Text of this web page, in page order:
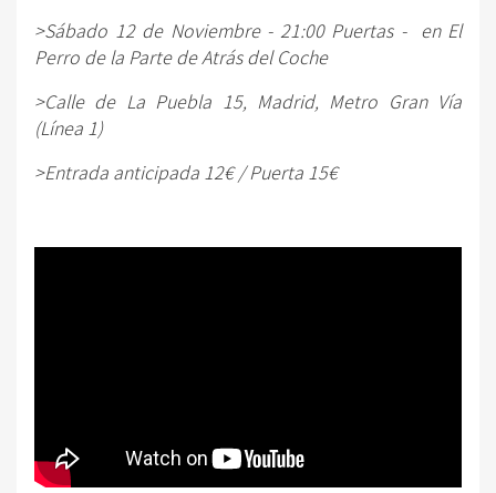
>Sábado 12 de Noviembre - 21:00 Puertas - en El
Perro de la Parte de Atrás del Coche
>Calle de La Puebla 15, Madrid, Metro Gran Vía
(Línea 1)
>Entrada anticipada 12€ / Puerta 15€